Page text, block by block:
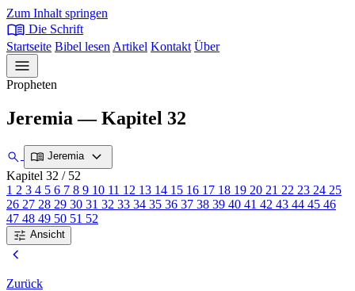
Zum Inhalt springen
menu_book Die Schrift
Startseite Bibel lesen Artikel Kontakt Über
menu
Propheten
Jeremia — Kapitel 32
search menu_book Jeremia expand_more
Kapitel 32 / 52
1 2 3 4 5 6 7 8 9 10 11 12 13 14 15 16 17 18 19 20 21 22 23 24 25
26 27 28 29 30 31 32 33 34 35 36 37 38 39 40 41 42 43 44 45 46
47 48 49 50 51 52
tune Ansicht
chevron_left
Zurück